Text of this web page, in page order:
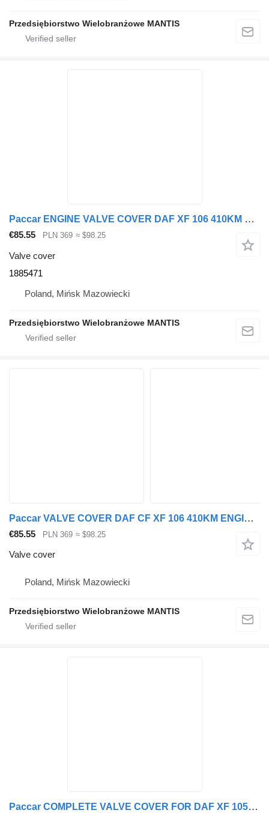
Przedsiębiorstwo Wielobranżowe MANTIS
Paccar ENGINE VALVE COVER DAF XF 106 410KM EURO 6 1885471 for truck tractor
€85.55 PLN 369 ≈ $98.25
Valve cover
1885471
Poland, Mińsk Mazowiecki
Przedsiębiorstwo Wielobranżowe MANTIS
Paccar VALVE COVER DAF CF XF 106 410KM ENGINE for truck tractor
€85.55 PLN 369 ≈ $98.25
Valve cover
Poland, Mińsk Mazowiecki
Przedsiębiorstwo Wielobranżowe MANTIS
Paccar COMPLETE VALVE COVER FOR DAF XF 105 460KM ENGINE for truck tractor